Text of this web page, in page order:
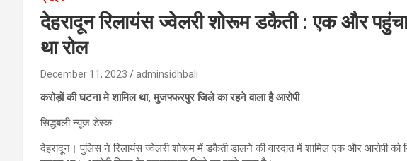
देहरादून रिलायंस ज्वेलरी शोरूम डकैती : एक और
था रोल
December 11, 2023 adminsidhbali
करोड़ों की घटना मे शामिल था, मुजफ्फरपुर जिले का रहने वाला है आरोपी
सिद्धबली न्यूज डेस्क
देहरादून। पुलिस ने रिलायंस ज्वेलरी शोरूम में डकैती डालने की वारदात में शामिल एक और आरोपी को